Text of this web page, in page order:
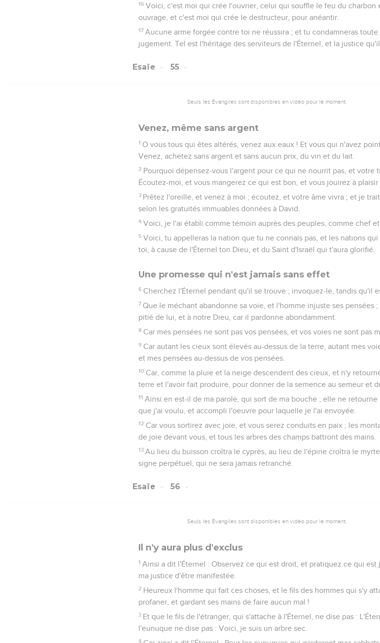
16 Voici, c'est moi qui crée l'ouvrier, celui qui souffle le feu du charbon
ouvrage, et c'est moi qui crée le destructeur, pour anéantir.
17 Aucune arme forgée contre toi ne réussira ; et tu condamneras
jugement. Tel est l'héritage des serviteurs de l'Éternel, et la justice
Esaïe 55
Seuls les Évangiles sont disponibles en vidéo pour le moment.
Venez, même sans argent
1 O vous tous qui êtes altérés, venez aux eaux ! Et vous qui n'avez
Venez, achetez sans argent et sans aucun prix, du vin et du lait.
2 Pourquoi dépensez-vous l'argent pour ce qui ne nourrit pas, et votre
Écoutez-moi, et vous mangerez ce qui est bon, et vous jouirez à
3 Prêtez l'oreille, et venez à moi ; écoutez, et votre âme vivra ; et je
selon les gratuités immuables données à David.
4 Voici, je l'ai établi comme témoin auprès des peuples, comme chef
5 Voici, tu appelleras la nation que tu ne connais pas, et les nations
toi, à cause de l'Éternel ton Dieu, et du Saint d'Israël qui t'aura glorifié.
Une promesse qui n'est jamais sans effet
6 Cherchez l'Éternel pendant qu'il se trouve ; invoquez-le, tandis qu'il
7 Que le méchant abandonne sa voie, et l'homme injuste ses pensées
pitié de lui, et à notre Dieu, car il pardonne abondamment.
8 Car mes pensées ne sont pas vos pensées, et vos voies ne sont pas
9 Car autant les cieux sont élevés au-dessus de la terre, autant mes
et mes pensées au-dessus de vos pensées.
10 Car, comme la pluie et la neige descendent des cieux, et n'y
terre et l'avoir fait produire, pour donner de la semence au semeur et
11 Ainsi en est-il de ma parole, qui sort de ma bouche ; elle ne retourne
que j'ai voulu, et accompli l'oeuvre pour laquelle je l'ai envoyée.
12 Car vous sortirez avec joie, et vous serez conduits en paix ; les
de joie devant vous, et tous les arbres des champs battront des mains.
13 Au lieu du buisson croîtra le cyprès, au lieu de l'épine croîtra le
signe perpétuel, qui ne sera jamais retranché.
Esaïe 56
Seuls les Évangiles sont disponibles en vidéo pour le moment.
Il n'y aura plus d'exclus
1 Ainsi a dit l'Éternel : Observez ce qui est droit, et pratiquez ce qui est
ma justice d'être manifestée.
2 Heureux l'homme qui fait ces choses, et le fils des hommes qui s'y
profaner, et gardant ses mains de faire aucun mal !
3 Et que le fils de l'étranger, qui s'attache à l'Éternel, ne dise pas :
l'eunuque ne dise pas : Voici, je suis un arbre sec.
4